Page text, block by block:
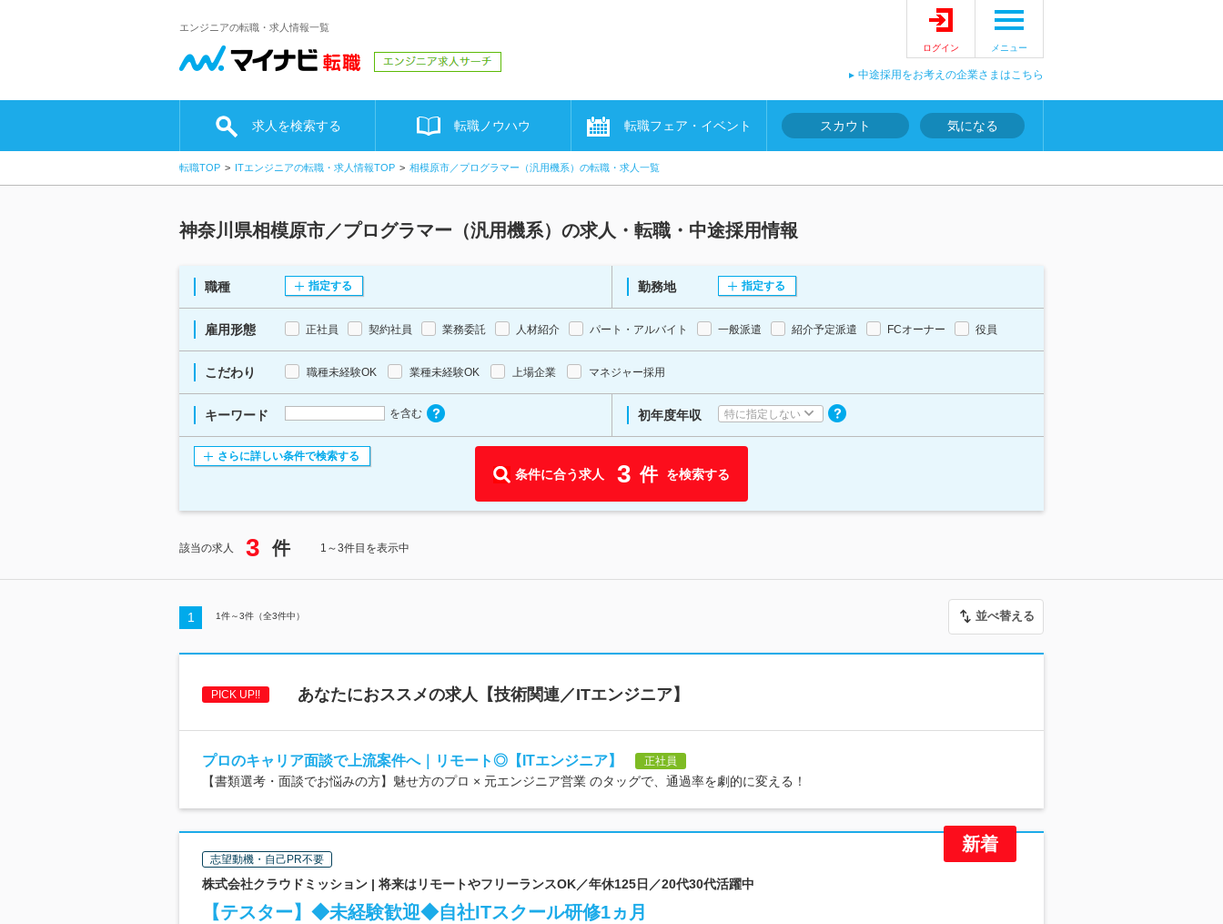
エンジニアの転職・求人情報一覧
ログイン メニュー
中途採用をお考えの企業さまはこちら
求人を検索する 転職ノウハウ 転職フェア・イベント スカウト 気になる
転職TOP ITエンジニアの転職・求人情報TOP 相模原市／プログラマー（汎用機系）の転職・求人一覧
神奈川県相模原市／プログラマー（汎用機系）の求人・転職・中途採用情報
職種 指定する 勤務地 指定する
雇用形態 正社員 契約社員 業務委託 人材紹介 パート・アルバイト 一般派遣 紹介予定派遣 FCオーナー 役員
こだわり 職種未経験OK 業種未経験OK 上場企業 マネジャー採用
キーワード を含む 初年度年収 特に指定しない
さらに詳しい条件で検索する
条件に合う求人 3 件 を検索する
該当の求人 3 件 1～3件目を表示中
1 1件～3件（全3件中） 並べ替える
PICK UP!! あなたにおススメの求人【技術関連／ITエンジニア】
プロのキャリア面談で上流案件へ｜リモート◎【ITエンジニア】 正社員
【書類選考・面談でお悩みの方】魅せ方のプロ × 元エンジニア営業 のタッグで、通過率を劇的に変える！
志望動機・自己PR不要
株式会社クラウドミッション | 将来はリモートやフリーランスOK／年休125日／20代30代活躍中
【テスター】◆未経験歓迎◆自社ITスクール研修1ヵ月